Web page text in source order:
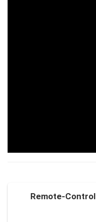
Remote-Control